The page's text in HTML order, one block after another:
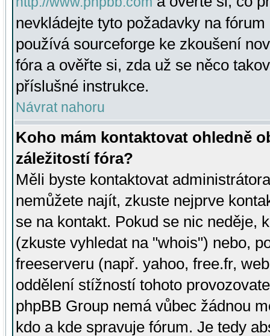
nevkládejte tyto požadavky na
používá sourceforge ke zkoušení
fóra a ověřte si, zda už se něco
příslušné instrukce.
Návrat nahoru
Koho mám kontaktovat ohledně
záležitostí fóra?
Měli byste kontaktovat
nemůžete najít, zkuste nejprve
se na kontakt. Pokud se nic neděje,
(zkuste vyhledat na "whois") nebo,
freeserveru (např. yahoo, free.fr,
oddělení stížností tohoto
phpBB Group nemá vůbec žádnou
kdo a kde spravuje fórum. Je tedy